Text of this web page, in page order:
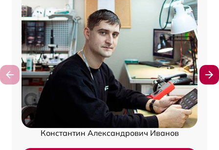
Константин Александрович Иванов